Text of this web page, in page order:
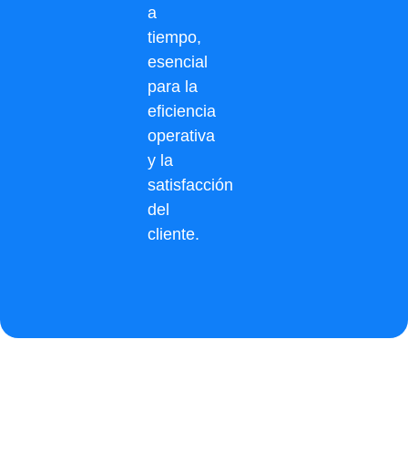
a
tiempo,
esencial
para la
eficiencia
operativa
y la
satisfacción
del
cliente.